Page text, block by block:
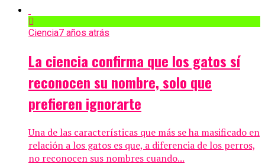
Ciencia7 años atrás
La ciencia confirma que los gatos sí
reconocen su nombre, solo que
prefieren ignorarte
Una de las características que más se ha masificado en
relación a los gatos es que, a diferencia de los perros,
no reconocen sus nombres cuando...